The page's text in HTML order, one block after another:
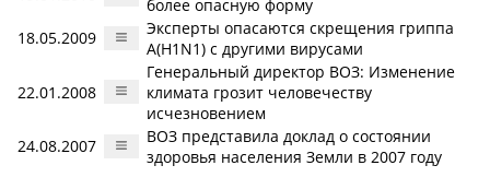
более опасную форму
18.05.2009
Эксперты опасаются скрещения гриппа
А(H1N1) с другими вирусами
22.01.2008
Генеральный директор ВОЗ: Изменение
климата грозит человечеству
исчезновением
24.08.2007
ВОЗ представила доклад о состоянии
здоровья населения Земли в 2007 году